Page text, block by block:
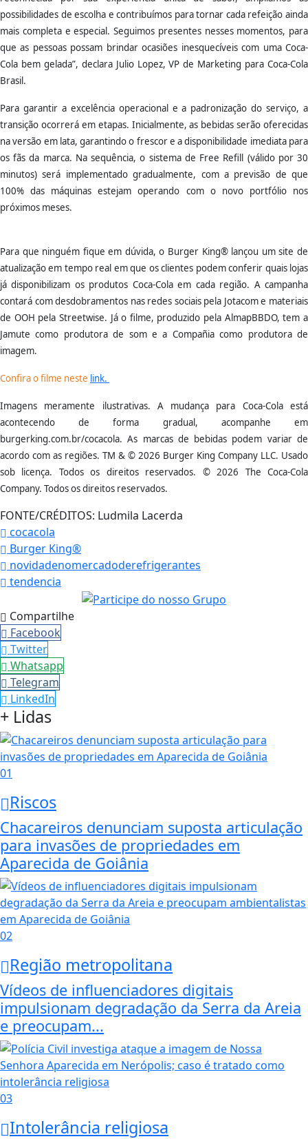
possibilidades de escolha e contribuímos para tornar cada refeição ainda
mais completa e especial. Seguimos presentes nesses momentos, para
que as pessoas possam brindar ocasiões inesquecíveis com uma Coca-
Cola bem gelada”, declara Julio Lopez, VP de Marketing para Coca-Cola
Brasil.
Para garantir a excelência operacional e a padronização do serviço, a
transição ocorrerá em etapas. Inicialmente, as bebidas serão oferecidas
na versão em lata, garantindo o frescor e a disponibilidade imediata para
os fãs da marca. Na sequência, o sistema de Free Refill (válido por 30
minutos) será implementado gradualmente, com a previsão de que
100% das máquinas estejam operando com o novo portfólio nos
próximos meses.
Para que ninguém fique em dúvida, o Burger King® lançou um site de
atualização em tempo real em que os clientes podem conferir quais lojas
já disponibilizam os produtos Coca-Cola em cada região. A campanha
contará com desdobramentos nas redes sociais pela Jotacom e materiais
de OOH pela Streetwise. Já o filme, produzido pela AlmapBBDO, tem a
Jamute como produtora de som e a Compañia como produtora de
imagem.
Confira o filme neste link.
Imagens meramente ilustrativas. A mudança para Coca-Cola está
acontecendo de forma gradual, acompanhe em
burgerking.com.br/cocacola. As marcas de bebidas podem variar de
acordo com as regiões. TM & © 2026 Burger King Company LLC. Usado
sob licença. Todos os direitos reservados. © 2026 The Coca‑Cola
Company. Todos os direitos reservados.
FONTE/CRÉDITOS: Ludmila Lacerda
cocacola
Burger King®
novidadenomercadoderefrigerantes
tendencia
Compartilhe
Facebook
Twitter
Whatsapp
Telegram
LinkedIn
+ Lidas
01
Riscos
Chacareiros denunciam suposta articulação
para invasões de propriedades em
Aparecida de Goiânia
02
Região metropolitana
Vídeos de influenciadores digitais
impulsionam degradação da Serra da Areia
e preocupam...
03
Intolerância religiosa